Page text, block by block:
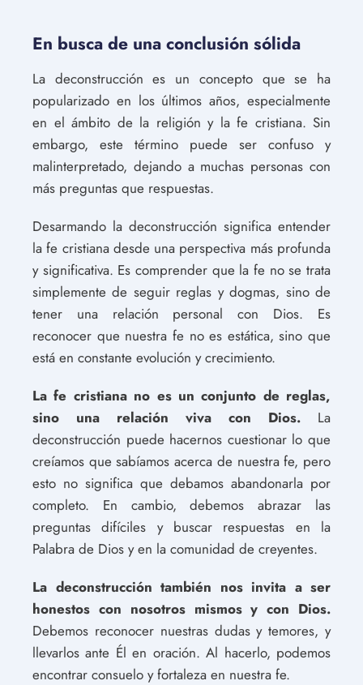
En busca de una conclusión sólida
La deconstrucción es un concepto que se ha
popularizado en los últimos años, especialmente
en el ámbito de la religión y la fe cristiana. Sin
embargo, este término puede ser confuso y
malinterpretado, dejando a muchas personas con
más preguntas que respuestas.
Desarmando la deconstrucción significa entender
la fe cristiana desde una perspectiva más profunda
y significativa. Es comprender que la fe no se trata
simplemente de seguir reglas y dogmas, sino de
tener una relación personal con Dios. Es
reconocer que nuestra fe no es estática, sino que
está en constante evolución y crecimiento.
La fe cristiana no es un conjunto de reglas,
sino una relación viva con Dios. La
deconstrucción puede hacernos cuestionar lo que
creíamos que sabíamos acerca de nuestra fe, pero
esto no significa que debamos abandonarla por
completo. En cambio, debemos abrazar las
preguntas difíciles y buscar respuestas en la
Palabra de Dios y en la comunidad de creyentes.
La deconstrucción también nos invita a ser
honestos con nosotros mismos y con Dios.
Debemos reconocer nuestras dudas y temores, y
llevarlos ante Él en oración. Al hacerlo, podemos
encontrar consuelo y fortaleza en nuestra fe.